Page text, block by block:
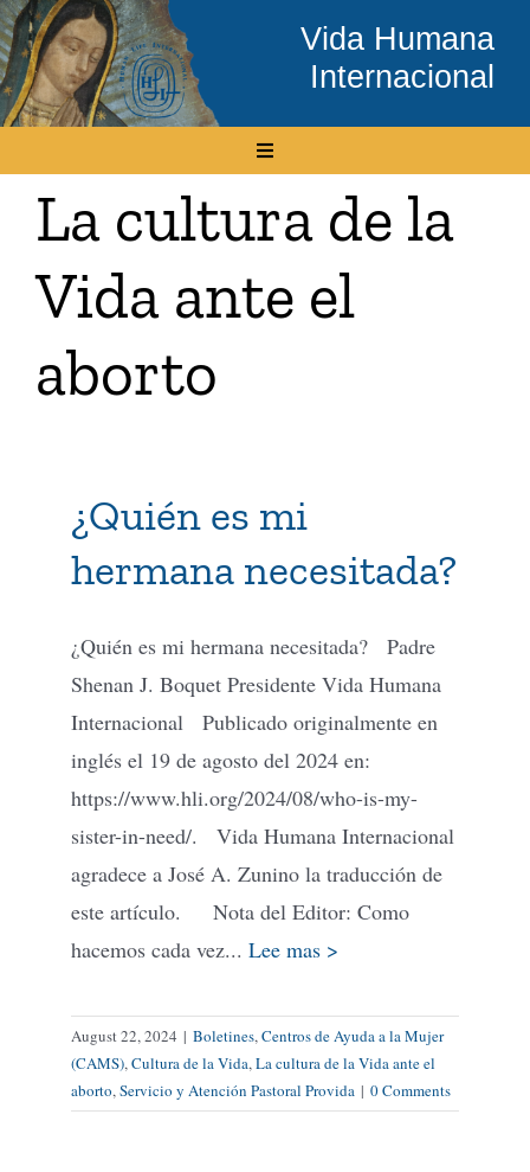
Skip
to
content
Vida Humana
Internacional
Toggle
Inicio
Conócenos
Temas
Media
Buscar
Cómo Donar
La cultura de la
Vida ante el
aborto
¿Quién es mi
hermana necesitada?
¿Quién es mi hermana necesitada? Padre
Shenan J. Boquet Presidente Vida Humana
Internacional Publicado originalmente en
inglés el 19 de agosto del 2024 en:
https://www.hli.org/2024/08/who-is-my-
sister-in-need/. Vida Humana Internacional
agradece a José A. Zunino la traducción de
este artículo. Nota del Editor: Como
hacemos cada vez... Lee mas >
August 22, 2024 | Boletines, Centros de Ayuda a la Mujer
(CAMS), Cultura de la Vida, La cultura de la Vida ante el
aborto, Servicio y Atención Pastoral Provida | 0 Comments